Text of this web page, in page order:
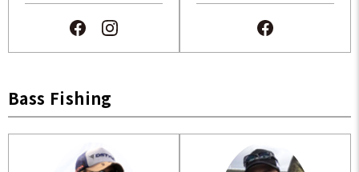
げ、海釣りでは、日本の釣り番
組にも多く出演している。
イド、フライキャスティングイン
ストラクター”PopRange”とし
Bass Fishing